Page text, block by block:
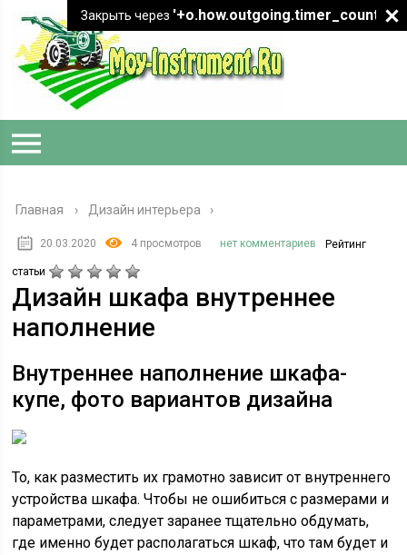
Главная › Дизайн интерьера
20.03.2020 4 просмотров нет комментариев Рейтинг
статьи
Дизайн шкафа внутреннее
наполнение
Внутреннее наполнение шкафа-
купе, фото вариантов дизайна
То, как разместить их грамотно зависит от внутреннего
устройства шкафа. Чтобы не ошибиться с размерами и
параметрами, следует заранее тщательно обдумать,
где именно будет располагаться шкаф, что там будет и
Закрыть через '+o.how.outgoing.timer_count+"